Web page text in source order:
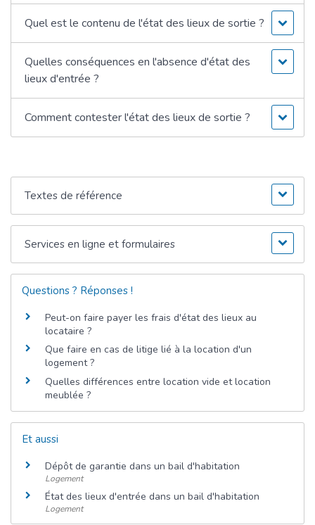
Quel est le contenu de l'état des lieux de sortie ?
Quelles conséquences en l'absence d'état des
lieux d'entrée ?
Comment contester l'état des lieux de sortie ?
Textes de référence
Services en ligne et formulaires
Questions ? Réponses !
Peut-on faire payer les frais d'état des lieux au
locataire ?
Que faire en cas de litige lié à la location d'un
logement ?
Quelles différences entre location vide et location
meublée ?
Et aussi
Dépôt de garantie dans un bail d'habitation
Logement
État des lieux d'entrée dans un bail d'habitation
Logement